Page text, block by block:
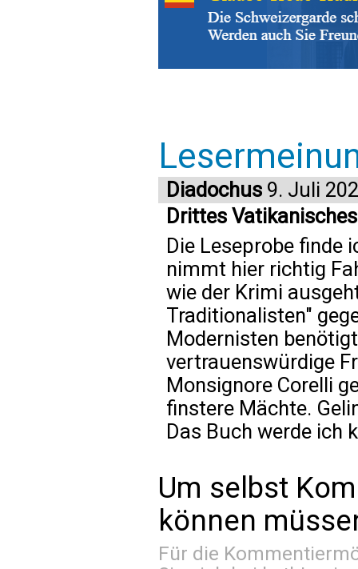
Diadochus 9. Juli
Drittes
Die Leseprobe finde
nimmt hier richtig
wie der Krimi
Traditionalisten"
Modernisten
vertrauenswürdige
Monsignore Corelli
finstere Mächte.
Das Buch werde ich
Um selbst
können
Für die